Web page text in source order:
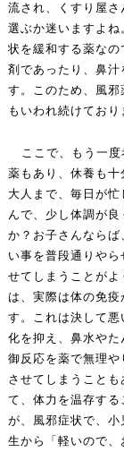
流され、くすり屋
選ぶか迷いますよ
状を緩和する薬な
剤であったり、鼻汁
す。このため、風
もいわれ続けており
ここで、もう一度
薬もあり、休養も
大人まで、毎日が
んで、少し体調が
か？お子さんなら
い事を普段通りや
せてしまうことが
は、実際は体の免
す。これは決して
化を抑え、鼻水や
御反応を薬で無理
させてしまうこと
て、体力を温存す
が、風邪症状で、
生から「軽いので